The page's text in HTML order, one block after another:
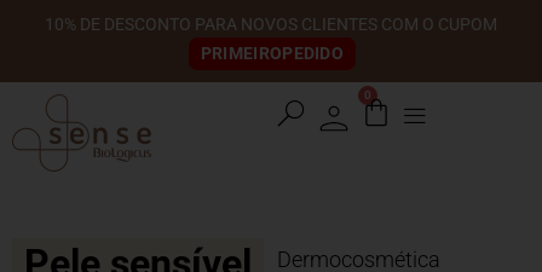
FRETE GRÁTIS EM COMPRAS A PARTIR DE R$ 500,00 COM O
CUPOM
FRETEGRATIS
search 0
Dermocosmética